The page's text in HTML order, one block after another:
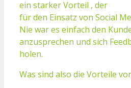
ein starker Vorteil , der
für den Einsatz von Social
Nie war es einfach den
anzusprechen und sich
holen.
Was sind also die Vorteile